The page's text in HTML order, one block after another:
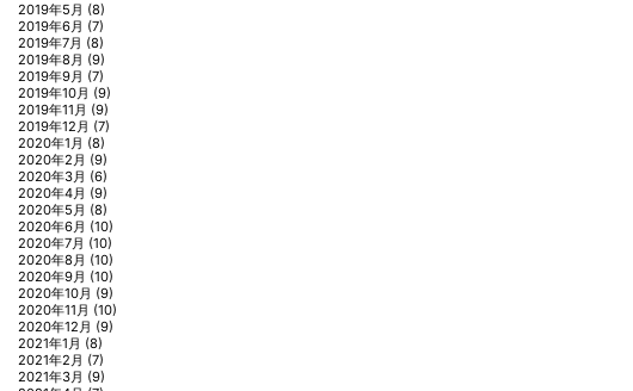
2019年5月 (8)
2019年6月 (7)
2019年7月 (8)
2019年8月 (9)
2019年9月 (7)
2019年10月 (9)
2019年11月 (9)
2019年12月 (7)
2020年1月 (8)
2020年2月 (9)
2020年3月 (6)
2020年4月 (9)
2020年5月 (8)
2020年6月 (10)
2020年7月 (10)
2020年8月 (10)
2020年9月 (10)
2020年10月 (9)
2020年11月 (10)
2020年12月 (9)
2021年1月 (8)
2021年2月 (7)
2021年3月 (9)